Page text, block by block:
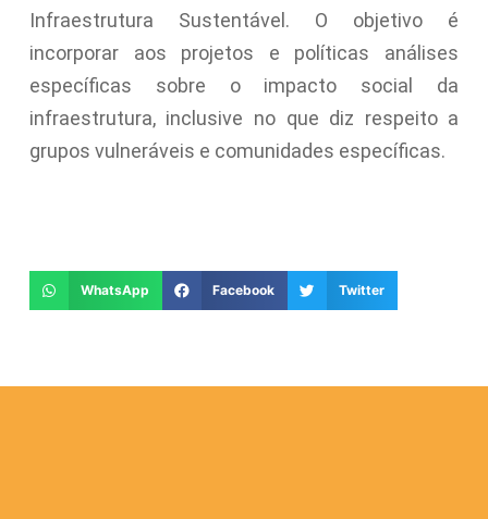
Infraestrutura Sustentável. O objetivo é
incorporar aos projetos e políticas análises
específicas sobre o impacto social da
infraestrutura, inclusive no que diz respeito a
grupos vulneráveis e comunidades específicas.
WhatsApp Facebook Twitter